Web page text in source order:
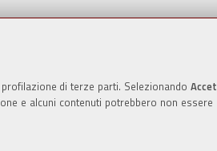
di terze parti. Selezionando
e alcuni contenuti potrebbero non
documento